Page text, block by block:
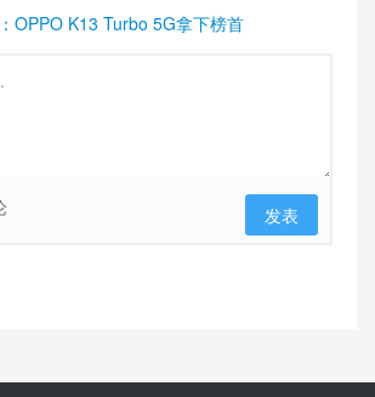
OPPO K13 Turbo 5G拿下榜首
发表